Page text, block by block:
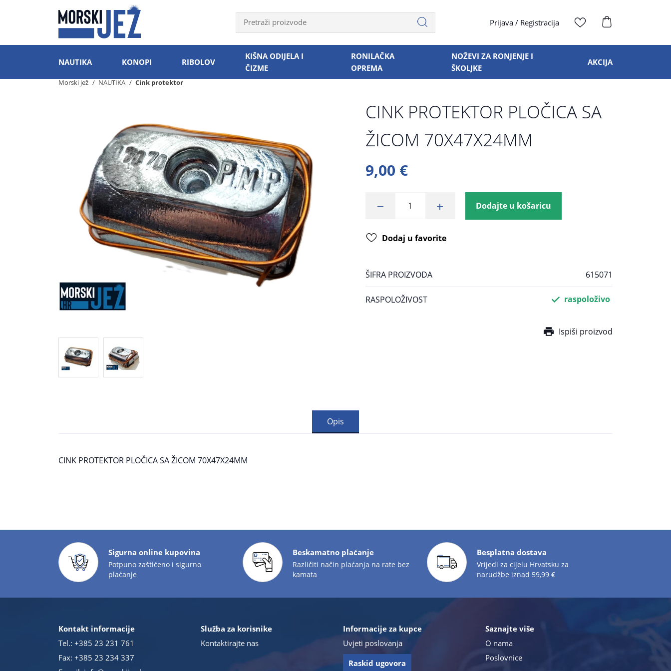
Prijava / Registracija
NAUTIKA KONOPI RIBOLOV
KIŠNA ODIJELA I
ČIZME
RONILAČKA
OPREMA
NOŽEVI ZA RONJENJE I
ŠKOLJKE
AKCIJA
Morski jež NAUTIKA Cink protektor
CINK PROTEKTOR PLOČICA SA
ŽICOM 70X47X24MM
9,00 €
Dodajte u košaricu
Dodaj u favorite
ŠIFRA PROIZVODA 615071
RASPOLOŽIVOST raspoloživo
Ispiši proizvod
Opis
CINK PROTEKTOR PLOČICA SA ŽICOM 70X47X24MM
Sigurna online kupovina
Potpuno zaštićeno i sigurno
plaćanje
Beskamatno plaćanje
Različiti način plaćanja na rate bez
kamata
Besplatna dostava
Vrijedi za cijelu Hrvatsku za
narudžbe iznad 59,99 €
Kontakt informacije
Tel.: +385 23 231 761
Fax: +385 23 234 337
Služba za korisnike
Kontaktirajte nas
Informacije za kupce
Uvjeti poslovanja
Raskid ugovora
Saznajte više
O nama
Poslovnice